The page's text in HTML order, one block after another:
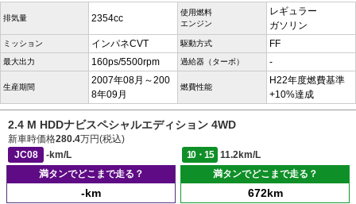
排気量 2354cc
使用燃料
エンジン
レギュラー
ガソリン
ミッション インパネCVT 駆動方式 FF
最大出力 160ps/5500rpm 過給器（ターボ） -
生産期間
2007年08月～200
8年09月
燃費性能
H22年度燃費基準
+10%達成
2.4 M HDDナビスペシャルエディション 4WD
新車時価格280.4万円(税込)
JC08
-km/L 10・15
11.2km/L
満タンでどこまで走る？
-km
満タンでどこまで走る？
672km